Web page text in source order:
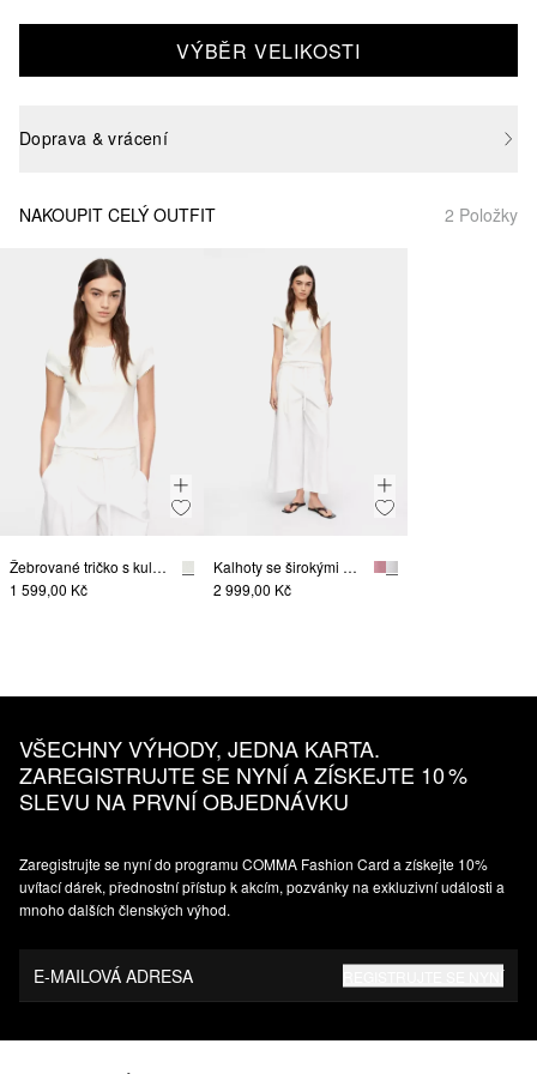
VÝBĚR VELIKOSTI
Doprava & vrácení
NAKOUPIT CELÝ OUTFIT 2 Položky
Žebrované tričko s kulatým výstřihem a ozdobným prýmkem
1 599,00 Kč
Kalhoty se širokými nohavicemi a záhyby v pase ke kotníkům
2 999,00 Kč
VŠECHNY VÝHODY, JEDNA KARTA.
ZAREGISTRUJTE SE NYNÍ A ZÍSKEJTE 10 %
SLEVU NA PRVNÍ OBJEDNÁVKU
Zaregistrujte se nyní do programu COMMA Fashion Card a získejte 10%
uvítací dárek, přednostní přístup k akcím, pozvánky na exkluzivní události a
mnoho dalších členských výhod.
E-MAILOVÁ ADRESA